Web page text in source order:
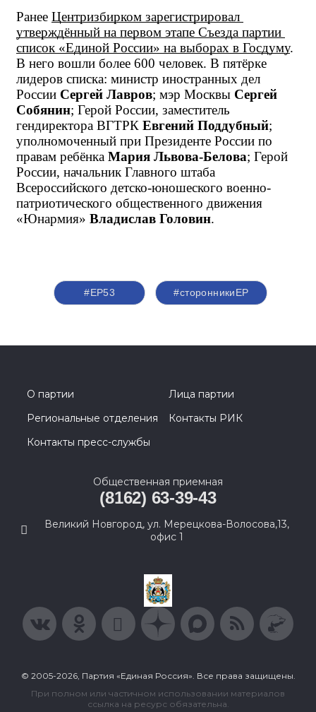
Ранее Центризбирком зарегистрировал
утверждённый на первом этапе Съезда партии
список «Единой России» на выборах в Госдуму.
В него вошли более 600 человек. В пятёрке
лидеров списка: министр иностранных дел
России Сергей Лавров; мэр Москвы Сергей
Собянин; Герой России, заместитель
гендиректора ВГТРК Евгений Поддубный;
уполномоченный при Президенте России по
правам ребёнка Мария Львова-Белова; Герой
России, начальник Главного штаба
Всероссийского детско-юношеского военно-
патриотического общественного движения
«Юнармия» Владислав Головин.
#ЕР53 #сторонникиЕР
О партии
Лица партии
Региональные отделения
Контакты РИК
Контакты пресс-службы
Общественная приемная
(8162) 63-39-43
Великий Новгород, ул. Мерецкова-Волосова,13,
офис 1
© 2005-2026, Партия «Единая Россия». Все права защищены.
При полном или частичном использовании материалов
ссылка на ресурс обязательна.